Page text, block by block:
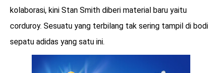
benefit
kolaborasi, kini Stan Smith diberi material baru yaitu
corduroy. Sesuatu yang terbilang tak sering tampil di bodi
sepatu adidas yang satu ini.